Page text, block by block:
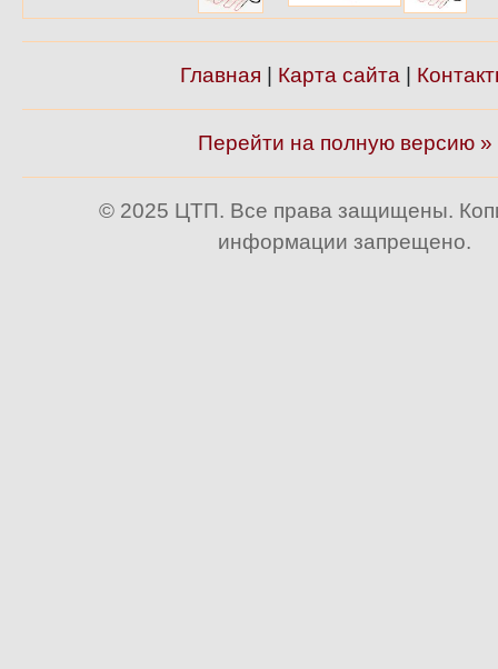
Главная Карта сайта
Перейти на полную версию »
© 2025 ЦТП. Все права защищены.
информации запрещено.